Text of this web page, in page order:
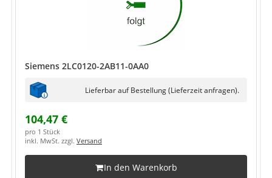
Siemens 2LC0120-2AB11-0AA0
Lieferbar auf Bestellung (Lieferzeit anfragen).
104,47 €
pro 1 Stück
inkl. MwSt. zzgl. Versand
In den Warenkorb